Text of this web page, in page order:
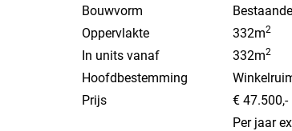
Bouwvorm
Oppervlakte
332m2
In units vanaf 332m2
Hoofdbestemming
Prijs
€ 47.500,-
Per jaar